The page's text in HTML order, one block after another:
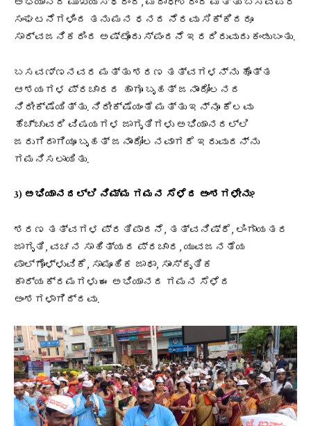
ಅಭಿಯಾನದ ಮುಖ್ಯಸ್ಥರಿಂದ, ಮಠಾಧೀಶರಿಂದ ಮತ್ತು ಬಸವಪರ
ಸಂಘಟನೆಗಳಿಂದ ತನು ಮನ ಧನದ ನೆರವು ಸಿಕ್ಕಿದರೂ
ಸಾರ್ವಜನಿಕರಿಂದ ಅಷ್ಟೊಂದು ಸ್ಪಂದನೆ ಇರದಿರುವುದು ಕಂಡುಬಂತು.
ಬಸವಣ್ಣನವರ ಮತ್ತು ಶರಣ ತತ್ವಗಳನ್ನು ಹೊತ್ತ
ಆಶಯಗಳ ಪ್ರಚಾರದ ಹಾಗೂ ಬೃಹತ್ ಜನಾಂದೋಲನದ
ನಿರೀಕ್ಷೆಯಿತ್ತು. ನಿರೀಕ್ಷೆಯಂತೆ ಮತ್ತು ಇನ್ನೂ ಕೆಲವು
ಹೆಚ್ಚುವರಿ ವಿಷಯಗಳ ಜಾಗೃತಿಗಳು ಅಭಿಯಾನದಲ್ಲಿ
ಜರುಗಿದಾಗಿಯೂ ಬೃಹತ್ ಜನಾಂದೋಲನವಾಗದೆ ಇರುವುದನ್ನು
ಗಮನಿಸಲಾಯಿತು.
3) ಅಭಿಯಾನದಲ್ಲಿ ನಿಮ್ಮ ಗಮನ ಸೆಳೆದ ಅಂಶಗಳೇನು?
ಶರಣ ತತ್ವಗಳ ಪ್ರತಿಪಾದನೆ, ತತ್ವನಿಷ್ಠೆ, ಲಿಂಗಾಯತರ
ಜಾಗೃತಿ, ವಚನ ಸಾಹಿತ್ಯದ ಪ್ರಚಾರ, ಯುವಜನತೆಯ
ಪಾಲ್ಗೊಳ್ಳುವಿಕೆ, ಸಾಮೂಹಿಕ ಜಾಥಾ, ಸಾಂಸ್ಕೃತಿಕ
ಕಾರ್ಯಕ್ರಮಗಳು ಈ ಅಭಿಯಾನದ ಗಮನ ಸೆಳೆದ
ಅಂಶಗಳಾಗಿದ್ದವು.